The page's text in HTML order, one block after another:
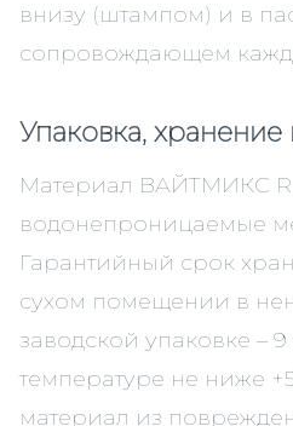
внизу (штампом) и в
сопровождающем
Упаковка, хранение
Материал ВАЙТМИКС
водонепроницаемые
Гарантийный срок
сухом помещении в
заводской упаковке –
температуре не ниже
материал из